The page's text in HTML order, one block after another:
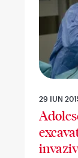
29 IUN
invaziv